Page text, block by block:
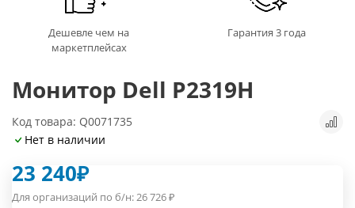
Дешевле чем на
маркетплейсах
Гарантия 3 года
Монитор Dell P2319H
Код товара: Q0071735
Нет в наличии
23 240₽
Для организаций по б/н: 26 726₽